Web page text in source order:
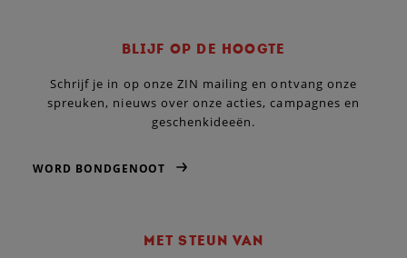
BLIJF OP DE HOOGTE
Schrijf je in op onze ZIN mailing en ontvang onze
spreuken, nieuws over onze acties, campagnes en
geschenkideeën.
WORD BONDGENOOT
MET STEUN VAN